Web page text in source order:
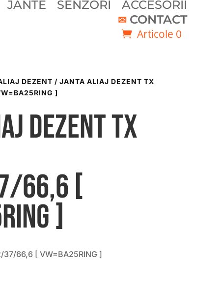
JANTE SENZORI
ACCESORII
CONTACT
Articole 0
DEZENT / JANTA ALIAJ DEZENT TX
]
DEZENT TX
66,6 [
]
37/66,6 [ VW=BA25RING ]